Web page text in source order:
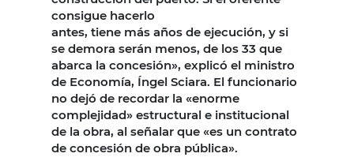
consigue hacerlo
antes, tiene más años de ejecución, y si
se demora serán menos, de los 33 que
abarca la concesión», explicó el ministro
de Economía, Íngel Sciara. El funcionario
no dejó de recordar la «enorme
complejidad» estructural e institucional
de la obra, al señalar que «es un contrato
de concesión de obra pública».